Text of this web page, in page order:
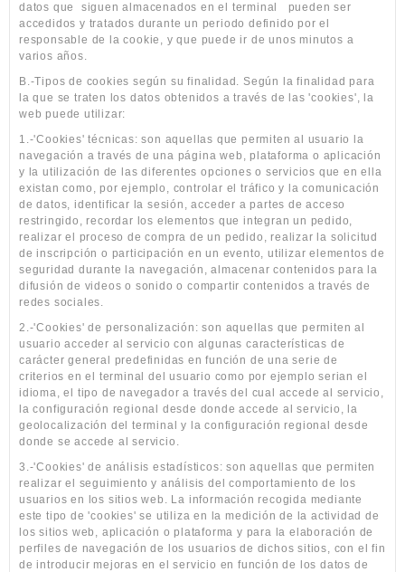
datos que
siguen almacenados en el terminal
pueden ser
accedidos y tratados durante un periodo definido por el
responsable de la cookie, y que puede ir de unos minutos a
varios años.
B.-Tipos de cookies según su finalidad. Según la finalidad para
la que se traten los datos obtenidos a través de las 'cookies', la
web puede utilizar:
1.-'Cookies' técnicas: son aquellas que permiten al usuario la
navegación a través de una página web, plataforma o aplicación
y la utilización de las diferentes opciones o servicios que en ella
existan como, por ejemplo, controlar el tráfico y la comunicación
de datos, identificar la sesión, acceder a partes de acceso
restringido, recordar los elementos que integran un pedido,
realizar el proceso de compra de un pedido, realizar la solicitud
de inscripción o participación en un evento, utilizar elementos de
seguridad durante la navegación, almacenar contenidos para la
difusión de videos o sonido o compartir contenidos a través de
redes sociales.
2.-'Cookies' de personalización: son aquellas que permiten al
usuario acceder al servicio con algunas características de
carácter general predefinidas en función de una serie de
criterios en el terminal del usuario como por ejemplo serian el
idioma, el tipo de navegador a través del cual accede al servicio,
la configuración regional desde donde accede al servicio, la
geolocalización del terminal y la configuración regional desde
donde se accede al servicio.
3.-'Cookies' de análisis estadísticos: son aquellas que permiten
realizar el seguimiento y análisis del comportamiento de los
usuarios en los sitios web. La información recogida mediante
este tipo de 'cookies' se utiliza en la medición de la actividad de
los sitios web, aplicación o plataforma y para la elaboración de
perfiles de navegación de los usuarios de dichos sitios, con el fin
de introducir mejoras en el servicio en función de los datos de